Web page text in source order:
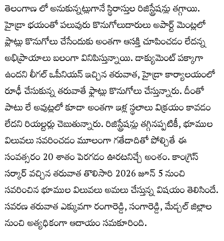
తెలంగాణ లో అనుకున్నట్లుగానే స్థిరాస్తుల రిజిస్ట్రేషన్లు తగ్గాయి.
హైడ్రా భయంతో పలువురు కొనుగోలుదారులు అపార్ట్ మెంట్లలో
ప్లాట్లు కొనుగోలు చేసేందుకు అంతగా ఆసక్తి చూపించడం లేదన్న
అభిప్రాయాలు బలంగా వినిపిస్తున్నాయి. డాక్యుమెంట్‌ పక్కాగా
ఉందని లీగల్ ఒపీనియన్‌ ఇచ్చిన తరువాత, హైడ్రా కార్యాలయంలో
రూఢీ చేసుకున్న తరువాతే ఫ్లాట్లు కొనుగోలు చేస్తున్నారు. దీంతో
పాటు లే అవుట్లలో కూడా అంతగా ఇళ్ల స్థలాలు విక్రయం కావడం
లేదని రియల్టర్లు చెబుతున్నారు. రిజిస్ట్రేషన్లు తగ్గినప్పటికీ, భూముల
విలువలు సవరించడం మూలంగా గతేడాదితో పోల్చితే ఈ
సంవత్సరం 20 శాతం పెరగడం ఊరటనిచ్చే అంశం. కాంగ్రెస్
సర్కార్ వచ్చిన తరువాత తొలిసారి 2026 జూన్ 5 నుంచి
సవరించిన భూముల విలువలు అమలు చేస్తున్న విషయం తెలిసిందే.
సవరణ తరువాత ఎక్కువగా రంగారెడ్డి, సంగారెడ్డి, మేడ్చల్ జిల్లాల
నుంచి అత్యధికంగా ఆదాయం సమకూరింది.